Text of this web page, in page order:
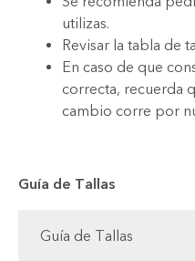
utilizas.
Revisar la tabla de
En caso de que
correcta, recuerda
cambio corre por
Guía de Tallas
Guía de Tallas